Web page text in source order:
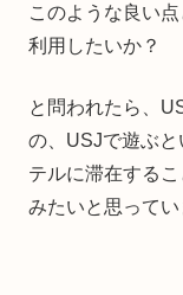
このような良い
利用したいか？
と問われたら、
の、USJで遊ぶ
テルに滞在する
みたいと思ってい